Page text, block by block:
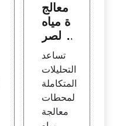
معالج
ة مياه
الصر
ف ال
صحي
| صنا
عة ال
مياه |
سيمن
تساعد
التحليلات
المتكاملة
لمحطات
معالجة